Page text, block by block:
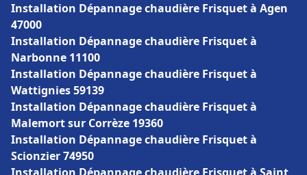
Installation Dépannage chaudière Frisquet à Agen
47000
Installation Dépannage chaudière Frisquet à
Narbonne 11100
Installation Dépannage chaudière Frisquet à
Wattignies 59139
Installation Dépannage chaudière Frisquet à
Malemort sur Corrèze 19360
Installation Dépannage chaudière Frisquet à
Scionzier 74950